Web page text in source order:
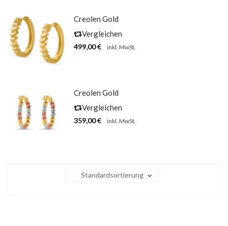
Creolen Gold
Ziegel-Optik
Vergleichen
499,00€ inkl. MwSt.
Creolen Gold
Tricolor Mit
Kugeln
Vergleichen
359,00€ inkl. MwSt.
Standardsortierung